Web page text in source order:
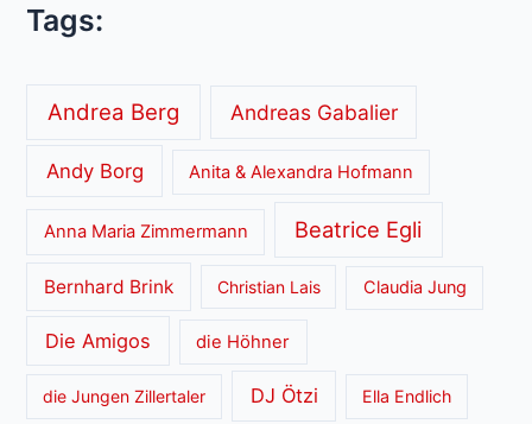
Tags:
Andrea Berg Andreas Gabalier
Andy Borg Anita & Alexandra Hofmann
Anna Maria Zimmermann Beatrice Egli
Bernhard Brink Christian Lais Claudia Jung
Die Amigos die Höhner
die Jungen Zillertaler DJ Ötzi Ella Endlich